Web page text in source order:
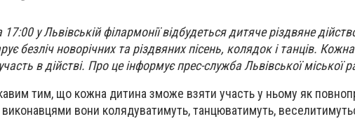
17:00 у Львівській філармонії відбудеться дитяче різдвяне
безліч новорічних та різдвяних пісень, колядок і танців.
в дійстві. Про це інформує прес-служба Львівської міської
тим, що кожна дитина зможе взяти участь у ньому як
виконавцями вони колядуватимуть, танцюватимуть,